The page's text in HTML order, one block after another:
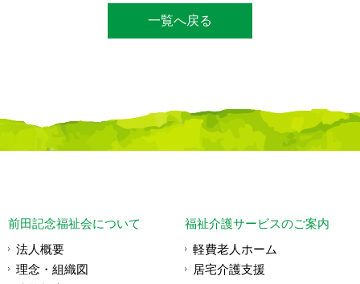
一覧へ戻る
前田記念福祉会について
法人概要
理念・組織図
福祉介護サービスのご案内
軽費老人ホーム
居宅介護支援